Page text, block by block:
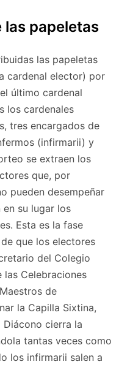
papeletas
las papeletas
cardenal elector) por
último cardenal
los cardenales
tres encargados de
(infirmarii) y
se extraen los
que, por
pueden desempeñar
en su lugar los
Esta es la fase
que los electores
del Colegio
las Celebraciones
de
la Capilla Sixtina,
cierra la
tantas veces como
los infirmarii salen a